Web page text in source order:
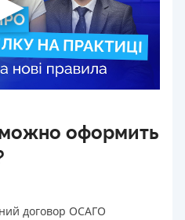
оформить
договор ОСАГО